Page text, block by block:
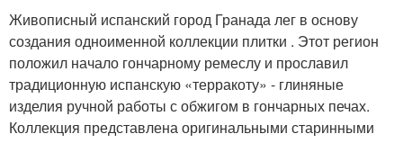
Живописный испанский город Гранада лег в основу
создания одноименной коллекции плитки . Этот регион
положил начало гончарному ремеслу и прославил
традиционную испанскую «терракоту» - глиняные
изделия ручной работы с обжигом в гончарных печах.
Коллекция представлена оригинальными старинными